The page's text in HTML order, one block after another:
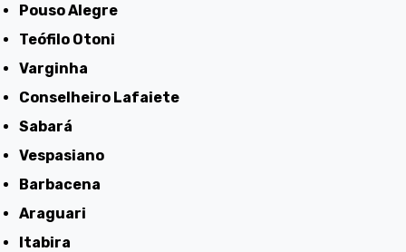
Pouso Alegre
Teófilo Otoni
Varginha
Conselheiro Lafaiete
Sabará
Vespasiano
Barbacena
Araguari
Itabira